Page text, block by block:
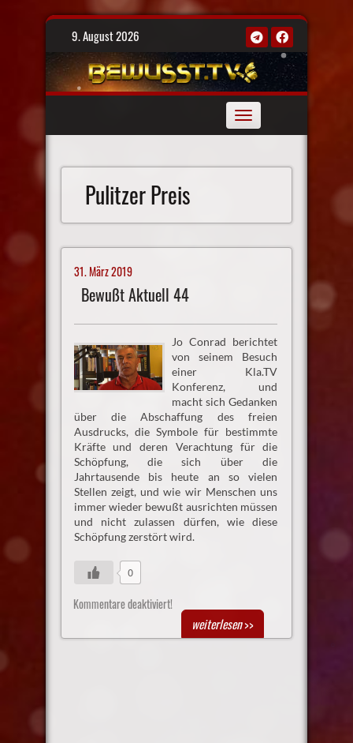
Skip
9. August 2026
Toggle
navigation
Pulitzer Preis
31. März 2019
Bewußt Aktuell 44
Jo Conrad berichtet
von seinem Besuch
einer Kla.TV
Konferenz, und
macht sich Gedanken
über die Abschaffung des freien
Ausdrucks, die Symbole für bestimmte
Kräfte und deren Verachtung für die
Schöpfung, die sich über die
Jahrtausende bis heute an so vielen
Stellen zeigt, und wie wir Menschen uns
immer wieder bewußt ausrichten müssen
und nicht zulassen dürfen, wie diese
Schöpfung zerstört wird.
0
Kommentare deaktiviert!
weiterlesen>>